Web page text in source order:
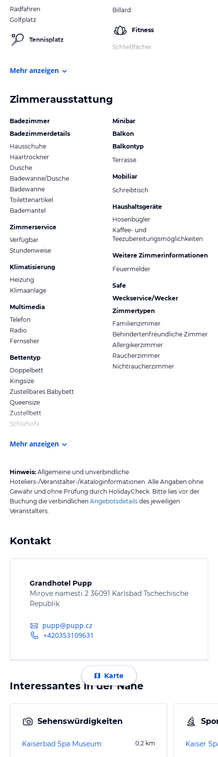
Radfahren
Golfplatz
Tennisplatz
Billard
Fitness
Schließfächer
Mehr anzeigen
Zimmerausstattung
Badezimmer
Badezimmerdetails
Hausschuhe
Haartrockner
Dusche
Badewanne/Dusche
Badewanne
Toilettenartikel
Bademantel
Zimmerservice
Verfügbar
Stundenweise
Klimatisierung
Heizung
Klimaanlage
Multimedia
Telefon
Radio
Fernseher
Bettentyp
Doppelbett
Kingsize
Zustellbares Babybett
Queensize
Zustellbett
Schlafsofa
Minibar
Balkon
Balkontyp
Terrasse
Mobiliar
Schreibtisch
Haushaltsgeräte
Hosenbügler
Kaffee- und
Teezubereitungsmöglichkeiten
Weitere Zimmerinformationen
Feuermelder
Safe
Weckservice/Wecker
Zimmertypen
Familienzimmer
Behindertenfreundliche Zimmer
Allergikerzimmer
Raucherzimmer
Nichtraucherzimmer
Mehr anzeigen
Hinweis: Allgemeine und unverbindliche
Hoteliers-/Veranstalter-/Kataloginformationen. Alle Angaben ohne
Gewähr und ohne Prüfung durch HolidayCheck. Bitte lies vor der
Buchung die verbindlichen Angebotsdetails des jeweiligen
Veranstalters.
Kontakt
Grandhotel Pupp
Mirove namesti 2 36091 Karlsbad Tschechische
Republik
pupp@pupp.cz
+420353109631
Karte
Interessantes in der Nähe
Sehenswürdigkeiten
Kaiserbad Spa Museum 0,2 km Kaiser